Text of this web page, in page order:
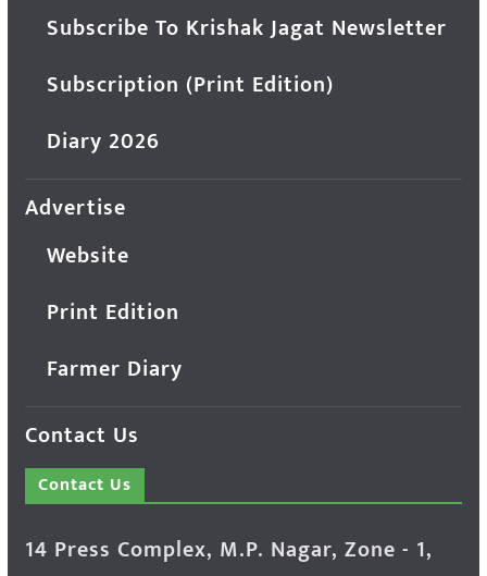
Subscribe To Krishak Jagat Newsletter
Subscription (Print Edition)
Diary 2026
Advertise
Website
Print Edition
Farmer Diary
Contact Us
Contact Us
14 Press Complex, M.P. Nagar, Zone - 1,